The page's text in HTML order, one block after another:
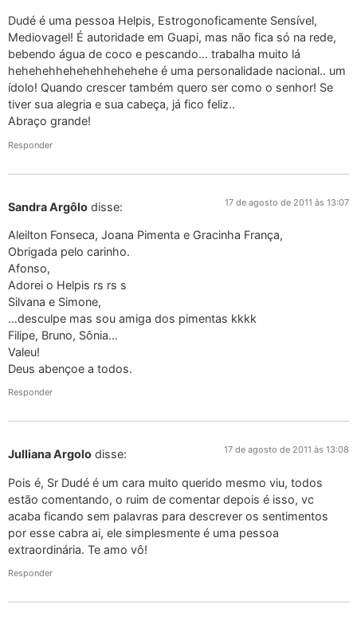
Dudé é uma pessoa Helpis, Estrogonoficamente Sensível,
Mediovagel! É autoridade em Guapi, mas não fica só na rede,
bebendo água de coco e pescando… trabalha muito lá
hehehehhehehehhehehehe é uma personalidade nacional.. um
ídolo! Quando crescer também quero ser como o senhor! Se
tiver sua alegria e sua cabeça, já fico feliz..
Abraço grande!
Responder
Sandra Argôlo disse: 17 de agosto de 2011 às 13:07
Aleilton Fonseca, Joana Pimenta e Gracinha França,
Obrigada pelo carinho.
Afonso,
Adorei o Helpis rs rs s
Silvana e Simone,
…desculpe mas sou amiga dos pimentas kkkk
Filipe, Bruno, Sônia…
Valeu!
Deus abençoe a todos.
Responder
Julliana Argolo disse: 17 de agosto de 2011 às 13:08
Pois é, Sr Dudé é um cara muito querido mesmo viu, todos
estão comentando, o ruim de comentar depois é isso, vc
acaba ficando sem palavras para descrever os sentimentos
por esse cabra ai, ele simplesmente é uma pessoa
extraordinária. Te amo vô!
Responder